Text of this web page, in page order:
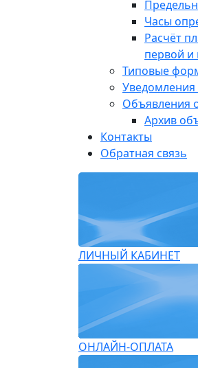
Часы
Расчёт
первой и
Типовые
Уведомления
Объявления
Архив
Контакты
Обратная связь
ЛИЧНЫЙ КАБИНЕТ
ОНЛАЙН-ОПЛАТА